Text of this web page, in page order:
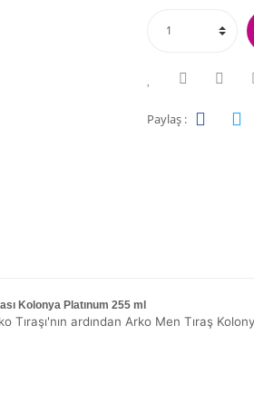
Paylaş :
Kolonya Platınum 255 ml
Tıraşı'nın ardından Arko Men Tıraş